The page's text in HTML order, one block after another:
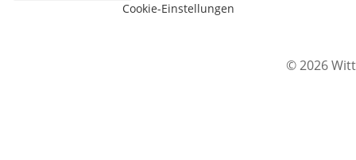
Cookie-Einstellungen
© 2026 Witt